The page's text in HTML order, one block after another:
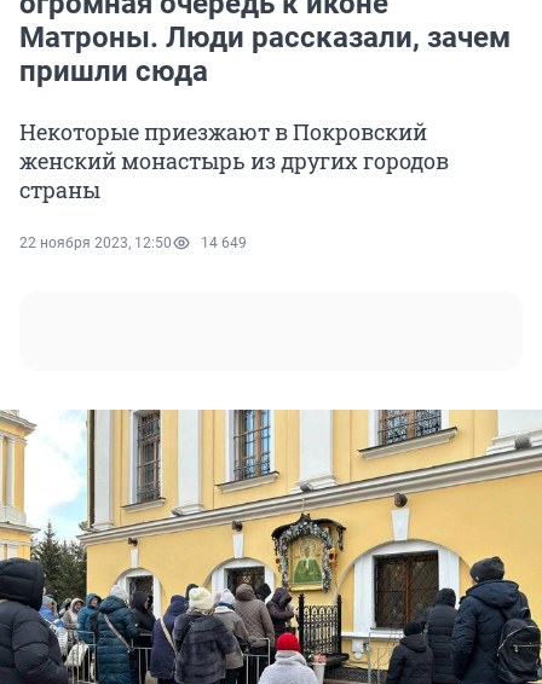
Матроны. Люди рассказали, зачем
пришли сюда
Некоторые приезжают в Покровский
женский монастырь из других городов
страны
22 ноября 2023, 12:50 14 649